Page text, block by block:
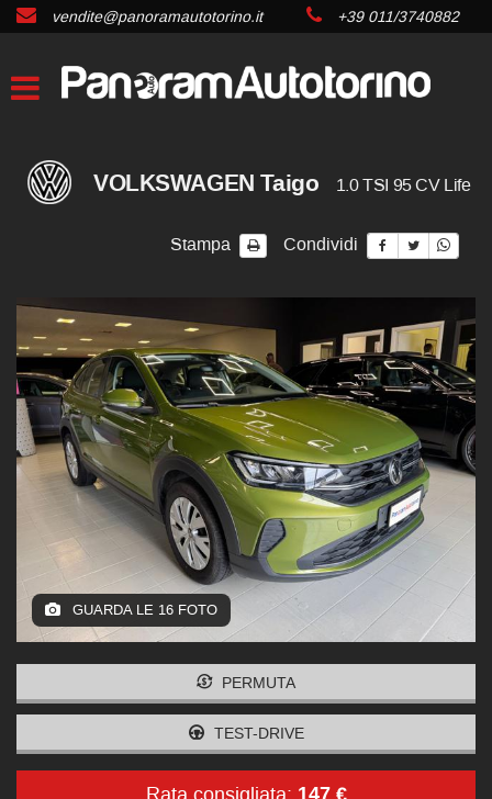
vendite@panoramautotorino.it +39 011/3740882
VOLKSWAGEN Taigo 1.0 TSI 95 CV Life
Stampa Condividi
GUARDA LE 16 FOTO
PERMUTA
TEST-DRIVE